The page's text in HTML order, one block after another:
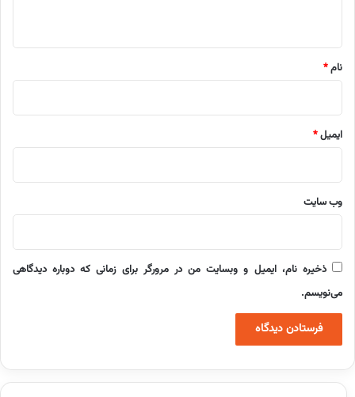
نام*
ایمیل*
وب‌ سایت
ذخیره نام، ایمیل و وبسایت من در مرورگر برای زمانی که دوباره دیدگاهی
می‌نویسم.